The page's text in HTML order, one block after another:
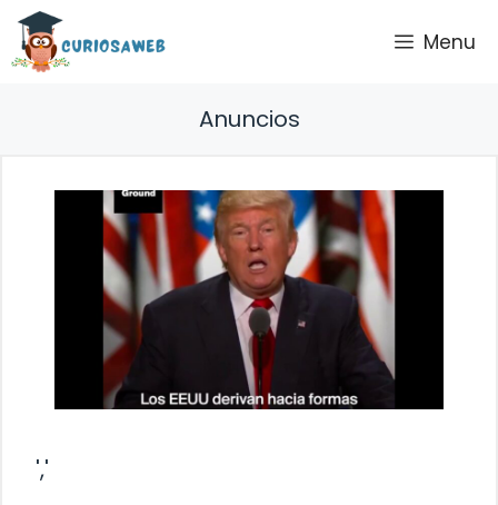
Saltar
contenido
Menu
Anuncios
','